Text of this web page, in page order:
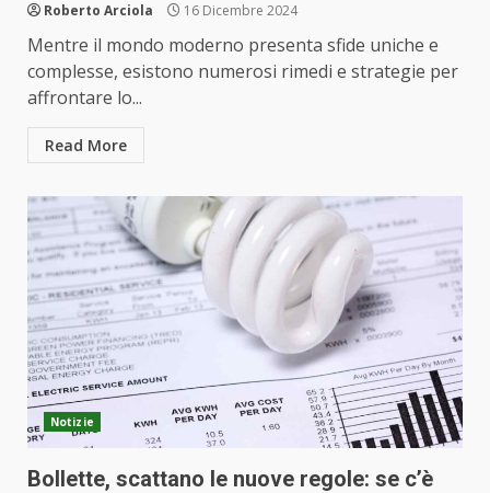
Roberto Arciola 16 Dicembre 2024
Mentre il mondo moderno presenta sfide uniche e
complesse, esistono numerosi rimedi e strategie per
affrontare lo...
Read More
Notizie
Bollette, scattano le nuove regole: se c’è